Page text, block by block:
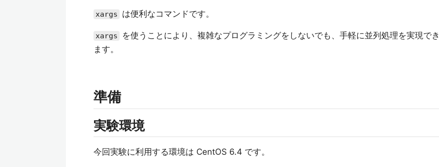
xargs は便利なコマンドです。
xargs
を使うことにより、複雑なプログラミングをしないでも、手軽に並列処理を実現でき
ます。
準備
実験環境
今回実験に利用する環境は CentOS 6.4 です。